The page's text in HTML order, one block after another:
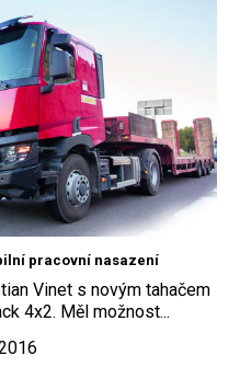
pracovní nasazení
Vinet s novým tahačem
4x2. Měl možnost...